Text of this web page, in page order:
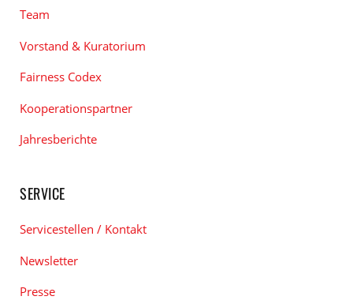
Team
Vorstand & Kuratorium
Fairness Codex
Kooperationspartner
Jahresberichte
SERVICE
Servicestellen / Kontakt
Newsletter
Presse